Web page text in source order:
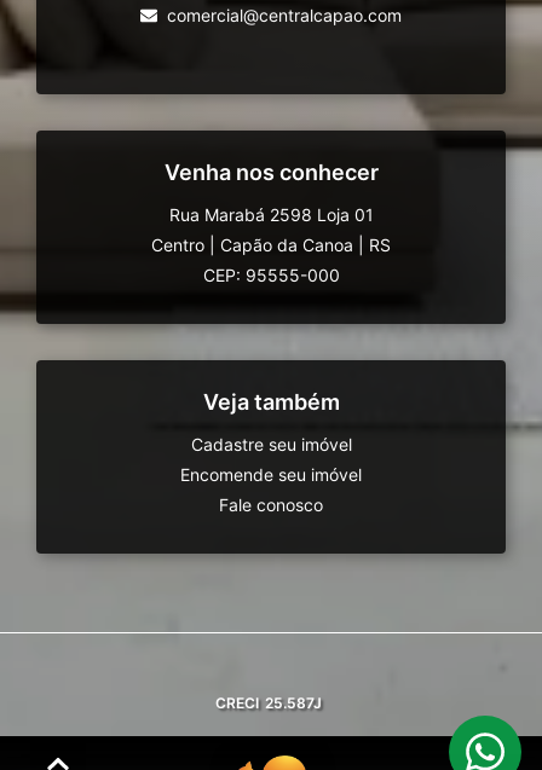
comercial@centralcapao.com
Venha nos conhecer
Rua Marabá 2598 Loja 01
Centro
Capão da Canoa
RS
CEP: 95555-000
Veja também
Cadastre seu imóvel
Encomende seu imóvel
Fale conosco
CRECI 25.587J